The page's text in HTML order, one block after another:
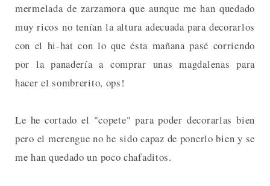
mermelada de zarzamora que aunque me han quedado
muy ricos no tenían la altura adecuada para decorarlos
con el hi-hat con lo que ésta mañana pasé corriendo
por la panadería a comprar unas magdalenas para
hacer el sombrerito, ops!
Le he cortado el "copete" para poder decorarlas bien
pero el merengue no he sido capaz de ponerlo bien y se
me han quedado un poco chafaditos.